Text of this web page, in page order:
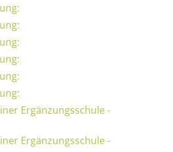
Ergänzungsschule -
Ergänzungsschule -